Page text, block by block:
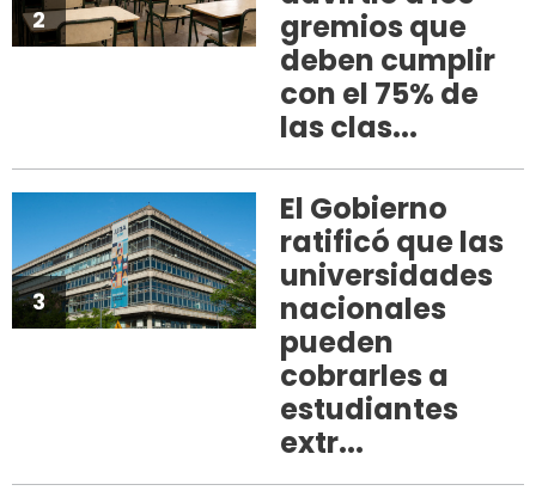
2
gremios que
deben cumplir
con el 75% de
las clas...
3
El Gobierno
ratificó que las
universidades
nacionales
pueden
cobrarles a
estudiantes
extr...